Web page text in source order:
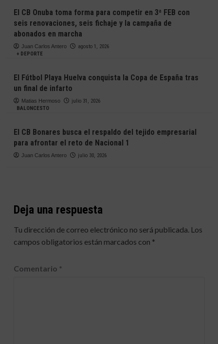
El CB Onuba toma forma para competir en 3ª FEB con
seis renovaciones, seis fichaje y la campaña de
abonados en marcha
Juan Carlos Antero
agosto 1, 2026
+ DEPORTE
El Fútbol Playa Huelva conquista la Copa de España tras
un final de infarto
Matias Hermoso
julio 31, 2026
BALONCESTO
El CB Bonares busca el respaldo del tejido empresarial
para afrontar el reto de Nacional 1
Juan Carlos Antero julio 30, 2026
Deja una respuesta
Tu dirección de correo electrónico no será publicada. Los
campos obligatorios están marcados con *
Comentario *